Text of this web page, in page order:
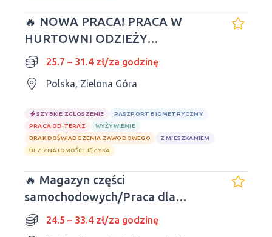
🔥 NOWA PRACA! PRACA W
HURTOWNI ODZIEŻY
SPORTOWEJ
25.7 – 31.4 zł/za godzinę
Polska, Zielona Góra
SZYBKIE ZGŁOSZENIE
PASZPORT BIOMETRYCZNY
PRACA OD TERAZ
WYŻYWIENIE
BRAK DOŚWIADCZENIA ZAWODOWEGO
Z MIESZKANIEM
BEZ ZNAJOMOŚCI JĘZYKA
🔥 Magazyn części
samochodowych/Praca dla
mężczyzn i kobiet
24.5 – 33.4 zł/za godzinę